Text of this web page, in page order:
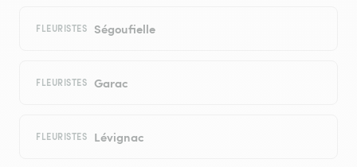
FLEURISTES Ségoufielle
FLEURISTES Garac
FLEURISTES Lévignac